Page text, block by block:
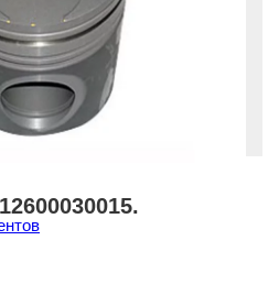
цена
цена: 2000 ₸.